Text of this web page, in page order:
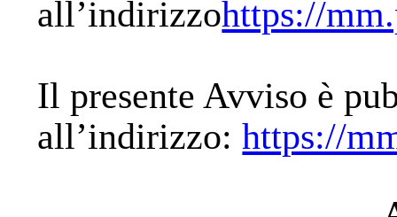
all’indirizzohttps://
Il presente Avviso è
all’indirizzo:https://